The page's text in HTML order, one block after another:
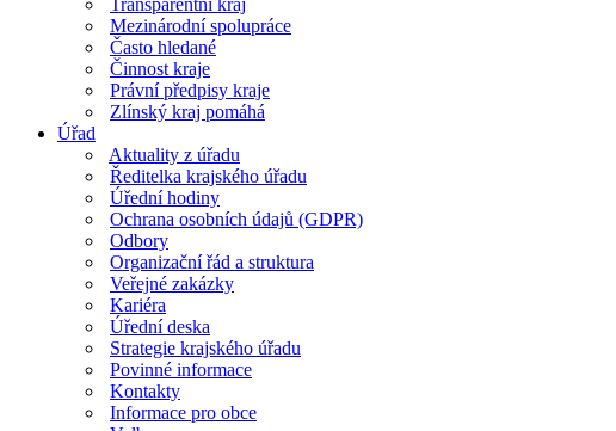
Transparentní kraj
Mezinárodní spolupráce
Často hledané
Činnost kraje
Právní předpisy kraje
Zlínský kraj pomáhá
Úřad
Aktuality z úřadu
Ředitelka krajského úřadu
Úřední hodiny
Ochrana osobních údajů (GDPR)
Odbory
Organizační řád a struktura
Veřejné zakázky
Kariéra
Úřední deska
Strategie krajského úřadu
Povinné informace
Kontakty
Informace pro obce